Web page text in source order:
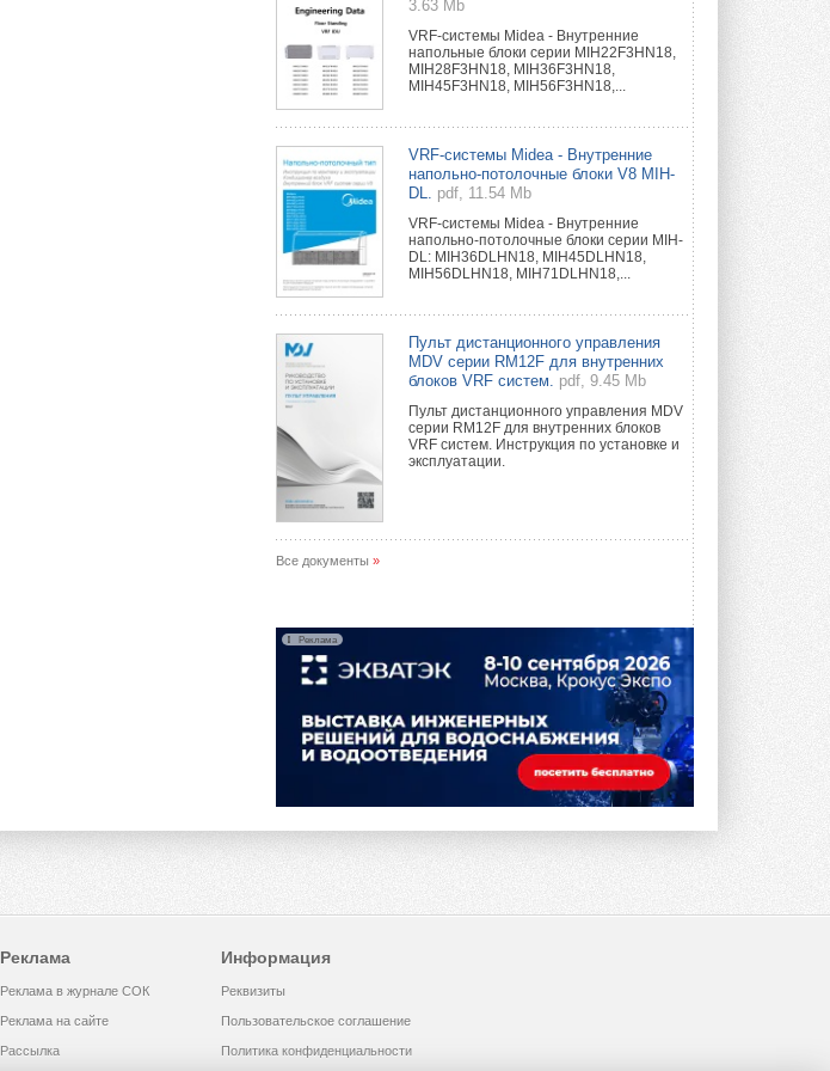
3.63 Mb
VRF-системы Midea - Внутренние
напольные блоки серии MIH22F3HN18,
MIH28F3HN18, MIH36F3HN18,
MIH45F3HN18, MIH56F3HN18,...
VRF-системы Midea - Внутренние
напольно-потолочные блоки V8 MIH-
DL.
pdf, 11.54 Mb
VRF-системы Midea - Внутренние
напольно-потолочные блоки серии MIH-
DL: MIH36DLHN18, MIH45DLHN18,
MIH56DLHN18, MIH71DLHN18,...
Пульт дистанционного управления
MDV серии RM12F для внутренних
блоков VRF систем.
pdf, 9.45 Mb
Пульт дистанционного управления MDV
серии RM12F для внутренних блоков
VRF систем. Инструкция по установке и
эксплуатации.
Все документы »
Реклама
Реклама
Реклама в журнале СОК
Реклама на сайте
Рассылка
Информация
Реквизиты
Пользовательское соглашение
Политика конфиденциальности